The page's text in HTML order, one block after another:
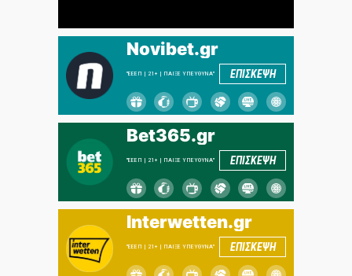
Novibet.gr
"ΕΕΕΠ | 21+ | ΠΑΙΞΕ ΥΠΕΥΘΥΝΑ" ΕΠΙΣΚΕΨΗ
Bet365.gr
"ΕΕΕΠ | 21+ | ΠΑΙΞΕ ΥΠΕΥΘΥΝΑ" ΕΠΙΣΚΕΨΗ
Interwetten.gr
"ΕΕΕΠ | 21+ | ΠΑΙΞΕ ΥΠΕΥΘΥΝΑ" ΕΠΙΣΚΕΨΗ